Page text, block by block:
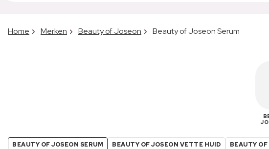
Home Merken Beauty of Joseon Beauty of Joseon Serum
BEAUTY OF JOSEON SERUM BEAUTY OF JOSEON VETTE HUID BEAUTY